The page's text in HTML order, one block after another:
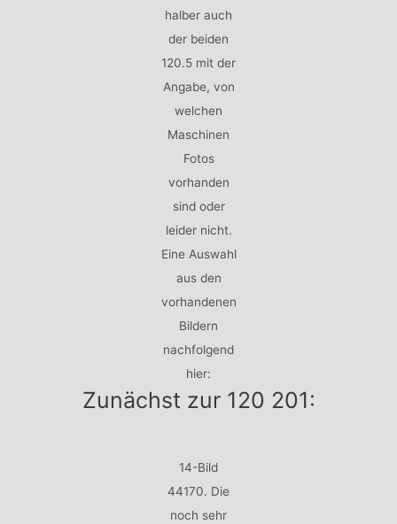
halber auch
der beiden
120.5 mit der
Angabe, von
welchen
Maschinen
Fotos
vorhanden
sind oder
leider nicht.
Eine Auswahl
aus den
vorhandenen
Bildern
nachfolgend
hier:
Zunächst zur 120 201:
14-Bild
44170. Die
noch sehr